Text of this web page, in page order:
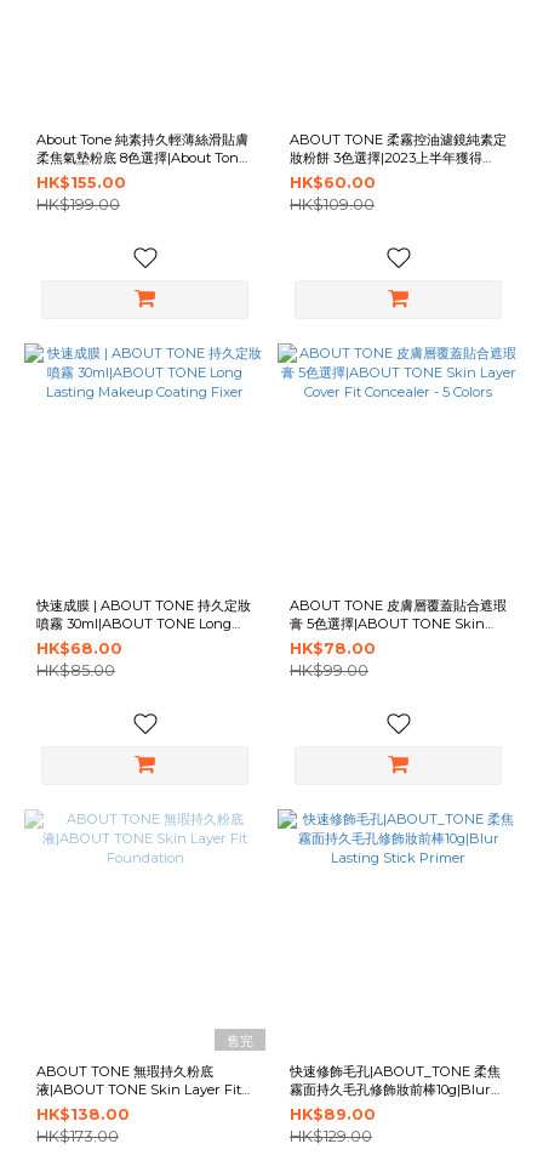
About Tone 純素持久輕薄絲滑貼膚
柔焦氣墊粉底 8色選擇|About Tone
Skin Layer Fit Cushion 8 Colors
HK$155.00
HK$199.00
ABOUT TONE 柔霧控油濾鏡純素定
妝粉餅 3色選擇|2023上半年獲得
Glow Pick獎項|Blur Powder Pact
HK$60.00
HK$109.00
快速成膜 | ABOUT TONE 持久定妝
噴霧 30ml|ABOUT TONE Long
Lasting Makeup Coating Fixer
HK$68.00
HK$85.00
ABOUT TONE 皮膚層覆蓋貼合遮瑕
膏 5色選擇|ABOUT TONE Skin
Layer Cover Fit Concealer - 5
Colors
HK$78.00
HK$99.00
售完
ABOUT TONE 無瑕持久粉底
液|ABOUT TONE Skin Layer Fit
Foundation
HK$138.00
HK$173.00
快速修飾毛孔|ABOUT_TONE 柔焦
霧面持久毛孔修飾妝前棒10g|Blur
Lasting Stick Primer
HK$89.00
HK$129.00